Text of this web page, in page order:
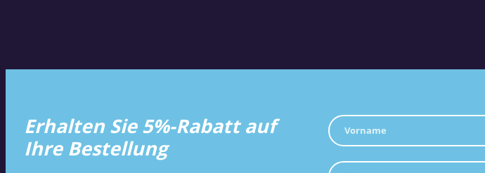
Erhalten Sie 5%-Rabatt auf
Ihre Bestellung